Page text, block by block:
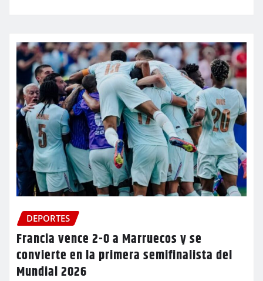
DEPORTES
Francia vence 2-0 a Marruecos y se
convierte en la primera semifinalista del
Mundial 2026